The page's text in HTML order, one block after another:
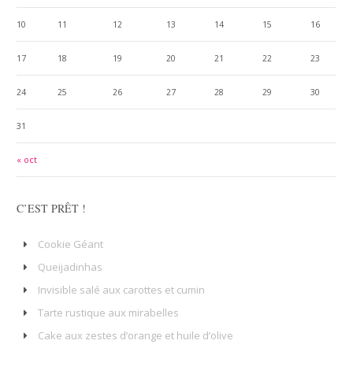
« oct
10 11 12 13 14 15 16
17 18 19 20 21 22 23
24 25 26 27 28 29 30
31
C’EST PRÊT !
Cookie Géant
Queijadinhas
Invisible salé aux carottes et cumin
Tarte rustique aux mirabelles
Cake aux zestes d’orange et huile d’olive